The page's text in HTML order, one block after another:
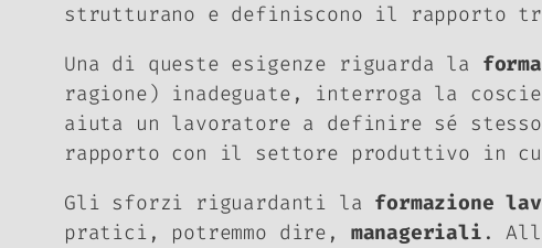
strutturano e definiscono il rapporto
Una di queste esigenze riguarda la
ragione) inadeguate, interroga la
aiuta un lavoratore a definire sé
rapporto con il settore produttivo in
Gli sforzi riguardanti la formazione
pratici, potremmo dire, manageriali .